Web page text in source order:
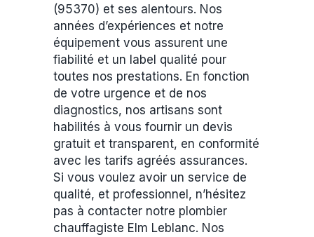
(95370) et ses alentours. Nos
années d’expériences et notre
équipement vous assurent une
fiabilité et un label qualité pour
toutes nos prestations. En fonction
de votre urgence et de nos
diagnostics, nos artisans sont
habilités à vous fournir un devis
gratuit et transparent, en conformité
avec les tarifs agréés assurances.
Si vous voulez avoir un service de
qualité, et professionnel, n’hésitez
pas à contacter notre plombier
chauffagiste Elm Leblanc. Nos